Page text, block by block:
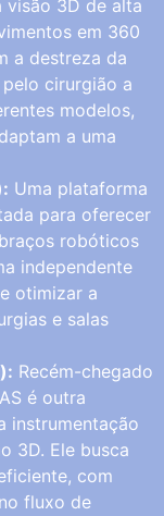
visão 3D de alta
em 360
a destreza da
cirurgião a
modelos,
a uma
Uma plataforma
para oferecer
robóticos
independente
otimizar a
e salas
Recém-chegado
é outra
instrumentação
3D. Ele busca
com
fluxo de